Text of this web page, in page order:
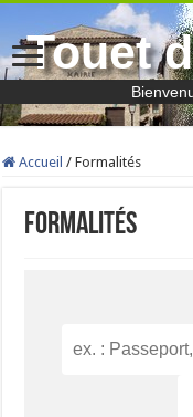
Touet
Accueil / Formalités
Formalités